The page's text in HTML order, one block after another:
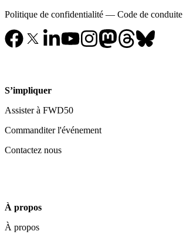
Politique de confidentialité — Code de conduite
S’impliquer
Assister à FWD50
Commanditer l'événement
Contactez nous
À propos
À propos